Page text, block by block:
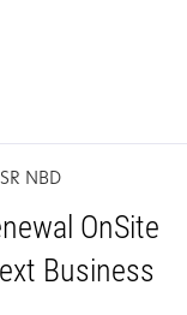
NBD
OnSite
Business